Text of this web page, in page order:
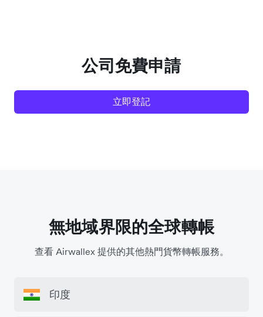
公司免費申請
立即登記
無地域界限的全球轉帳
查看 Airwallex 提供的其他熱門貨幣轉帳服務。
印度